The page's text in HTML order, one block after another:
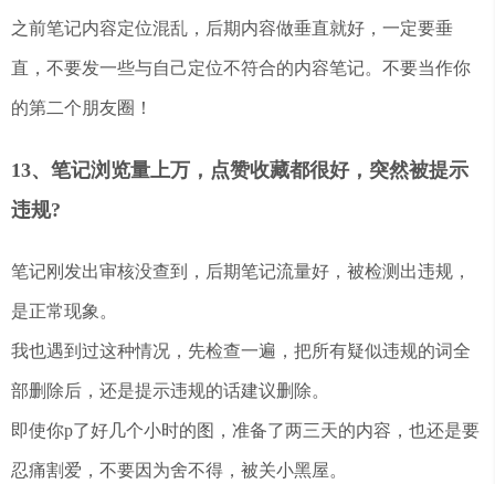
之前笔记内容定位混乱，后期内容做垂直就好，一定要垂
直，不要发一些与自己定位不符合的内容笔记。不要当作你
的第二个朋友圈！
13、笔记浏览量上万，点赞收藏都很好，突然被提示
违规?
笔记刚发出审核没查到，后期笔记流量好，被检测出违规，
是正常现象。
我也遇到过这种情况，先检查一遍，把所有疑似违规的词全
部删除后，还是提示违规的话建议删除。
即使你p了好几个小时的图，准备了两三天的内容，也还是要
忍痛割爱，不要因为舍不得，被关小黑屋。